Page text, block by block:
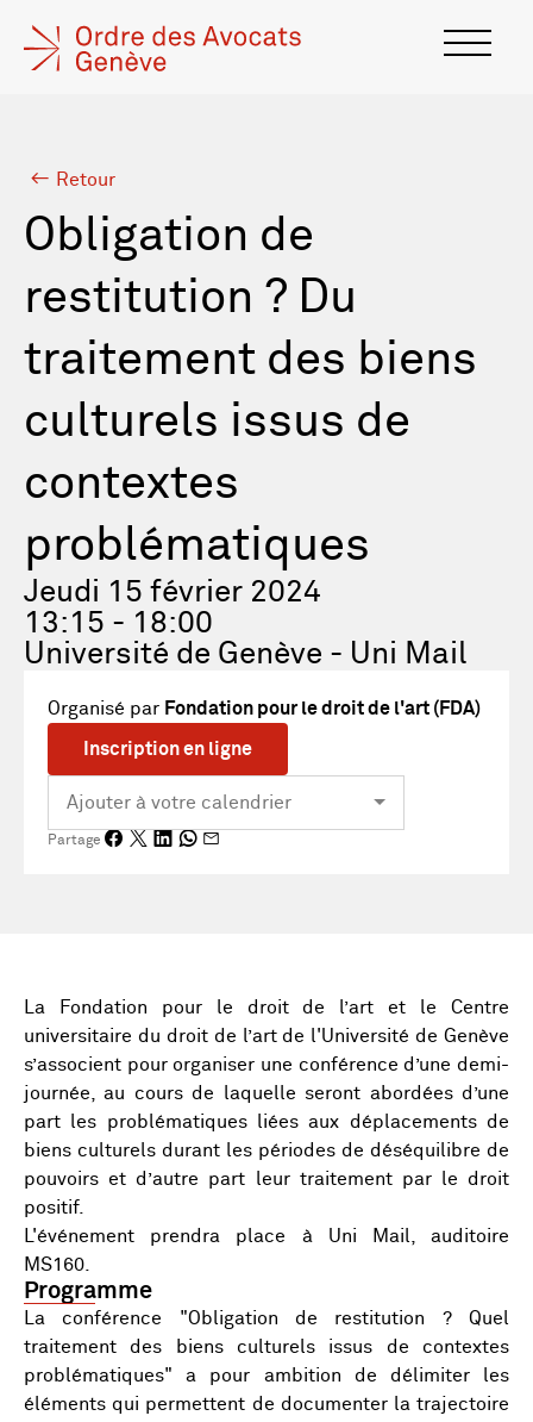
Retour
Obligation de
restitution ? Du
traitement des biens
culturels issus de
contextes
problématiques
Jeudi 15 février 2024
13:15 - 18:00
Université de Genève - Uni Mail
Organisé par Fondation pour le droit de l'art (FDA)
Inscription en ligne
Partage
La Fondation pour le droit de l’art et le Centre
universitaire du droit de l’art de l'Université de Genève
s’associent pour organiser une conférence d’une demi-
journée, au cours de laquelle seront abordées d’une
part les problématiques liées aux déplacements de
biens culturels durant les périodes de déséquilibre de
pouvoirs et d’autre part leur traitement par le droit
positif.
L'événement prendra place à Uni Mail, auditoire
MS160.
Programme
La conférence "Obligation de restitution ? Quel
traitement des biens culturels issus de contextes
problématiques" a pour ambition de délimiter les
éléments qui permettent de documenter la trajectoire